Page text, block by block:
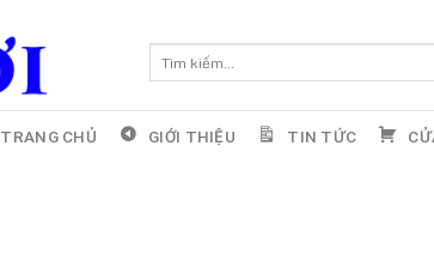
kiếm:
TRANG CHỦ GIỚI THIỆU TIN TỨC